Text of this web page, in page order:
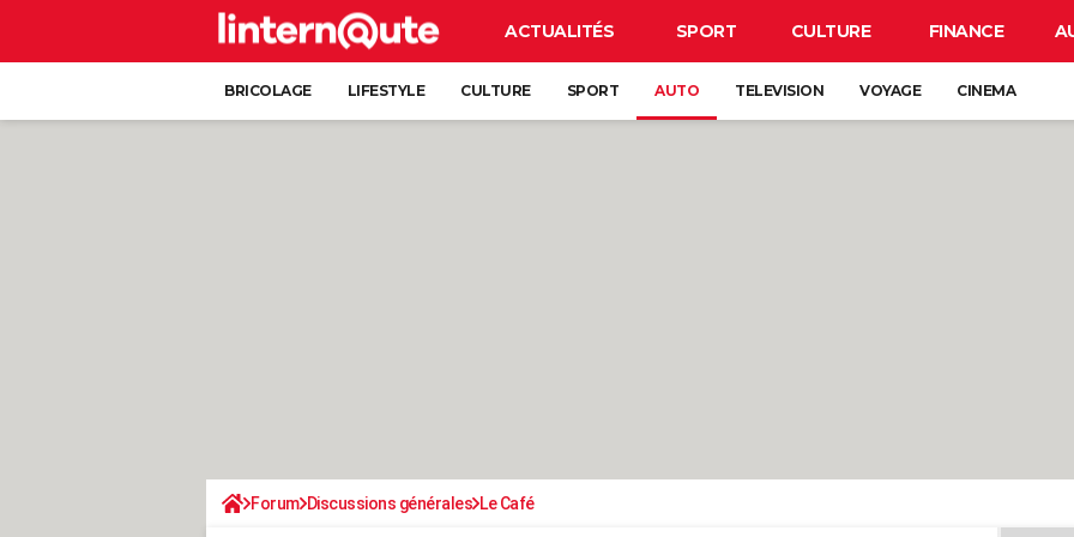
ACTUALITÉS SPORT CULTURE FINANCE
BRICOLAGE LIFESTYLE CULTURE SPORT AUTO TELEVISION VOYAGE CINEMA
Forum Discussions générales Le Café